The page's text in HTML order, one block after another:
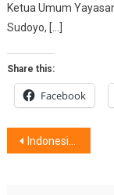
Ketua Umum
Sudoyo, […]
Share this:
Facebook
Post
Indonesia Sehat, Hijau Dan Maju